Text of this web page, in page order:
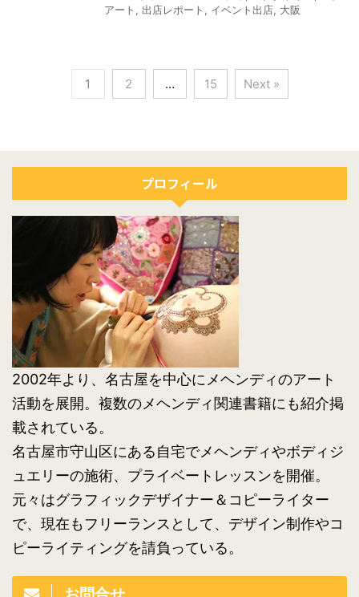
アート , 出店レポート , イベント出店, 大阪
1 2 … 15 Next »
プロフィール
2002年より、名古屋を中心にメヘンディのアート
活動を展開。複数のメヘンディ関連書籍にも紹介掲
載されている。
名古屋市守山区にある自宅でメヘンディやボディジ
ュエリーの施術、プライベートレッスンを開催。
元々はグラフィックデザイナー＆コピーライター
で、現在もフリーランスとして、デザイン制作やコ
ピーライティングを請負っている。